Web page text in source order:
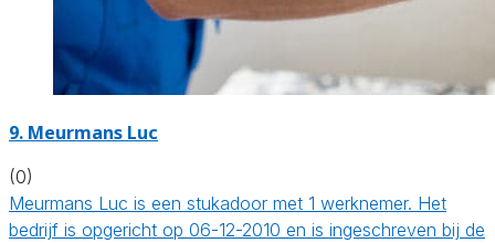
9. Meurmans Luc
(0)
Meurmans Luc is een stukadoor met 1 werknemer. Het
bedrijf is opgericht op 06-12-2010 en is ingeschreven bij de